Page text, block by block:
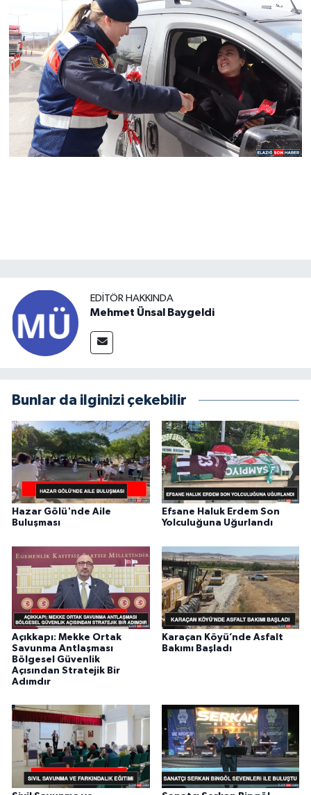
EDITÖR HAKKINDA
Mehmet Ünsal Baygeldi
Bunlar da ilginizi çekebilir
Hazar Gölü'nde Aile
Buluşması
Efsane Haluk Erdem Son
Yolculuğuna Uğurlandı
Açıkkapı: Mekke Ortak
Savunma Antlaşması
Bölgesel Güvenlik
Açısından Stratejik Bir
Adımdır
Karaçan Köyü’nde Asfalt
Bakımı Başladı